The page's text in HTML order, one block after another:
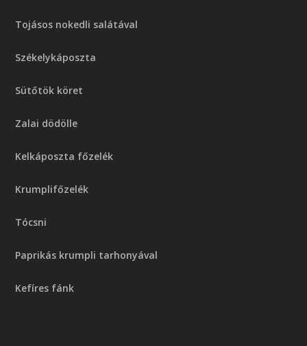
Tojásos nokedli salátával
Székelykáposzta
Sütőtök köret
Zalai dödölle
Kelkáposzta főzelék
Krumplifőzelék
Tócsni
Paprikás krumpli tarhonyával
Kefíres fánk